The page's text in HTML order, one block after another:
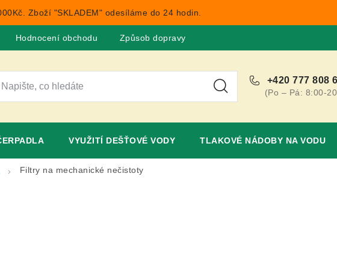
Zboží "SKLADEM" odesíláme do 24 hodin.
Hodnocení obchodu Způsob dopravy
+420 777 808
(Po – Pá: 8:00-
VYUŽITÍ DEŠŤOVÉ VODY TLAKOVÉ NÁDOBY NA VODU
Filtry na mechanické nečistoty